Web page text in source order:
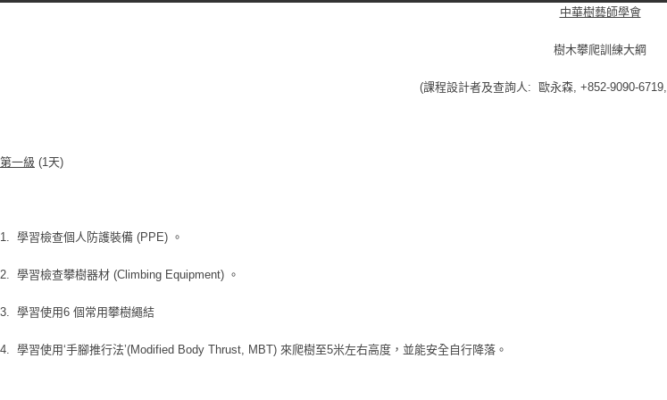
中華樹藝師學會
樹木攀爬訓練大綱
(課程設計者及查詢人: 歐永森, +852-9090-6719,
第一級 (1天)
1. 學習檢查個人防護裝備 (PPE) 。
2. 學習檢查攀樹器材 (Climbing Equipment) 。
3. 學習使用6 個常用攀樹繩結
4. 學習使用‘手腳推行法’(Modified Body Thrust, MBT) 來爬樹至5米左右高度，並能安全自行降落。